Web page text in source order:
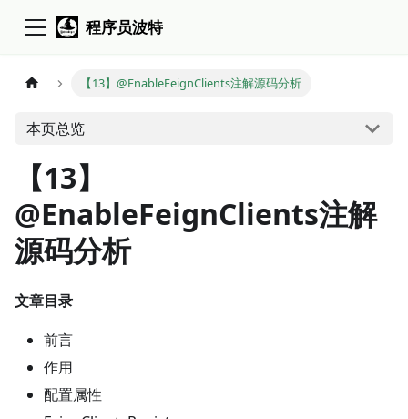
程序员波特
【13】@EnableFeignClients注解源码分析
本页总览
【13】
@EnableFeignClients注解
源码分析
文章目录
前言
作用
配置属性